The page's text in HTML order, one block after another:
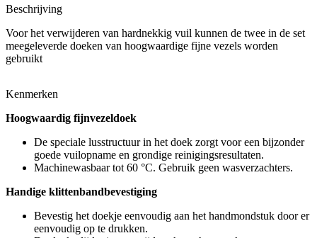
Beschrijving
Voor het verwijderen van hardnekkig vuil kunnen de twee in de set
meegeleverde doeken van hoogwaardige fijne vezels worden
gebruikt
Kenmerken
Hoogwaardig fijnvezeldoek
De speciale lusstructuur in het doek zorgt voor een bijzonder
goede vuilopname en grondige reinigingsresultaten.
Machinewasbaar tot 60 °C. Gebruik geen wasverzachters.
Handige klittenbandbevestiging
Bevestig het doekje eenvoudig aan het handmondstuk door er
eenvoudig op te drukken.